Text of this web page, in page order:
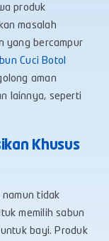
produk
masalah
yang bercampur
Cuci Botol
aman
lainnya, seperti
Khusus
tidak
memilih sabun
bayi. Produk